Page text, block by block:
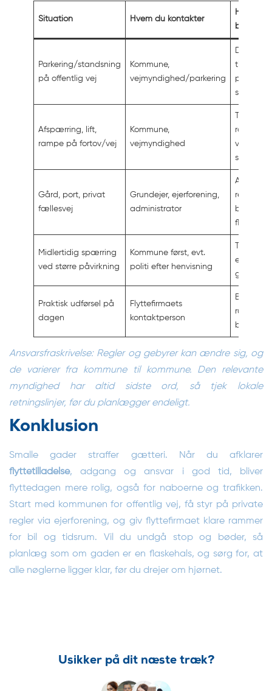
Situation Hvem du kontakter
Hvad du
beder om
Parkering/standsning
på offentlig vej
Kommune,
vejmyndighed/parkering
tidsrum,
skiltning
Afspærring, lift,
rampe på fortov/vej
Kommune,
vejmyndighed
råden
vej,
Gård, port, privat
fællesvej
Grundejer, ejerforening,
administrator
Adgang,
regler,
flyttetider
Midlertidig spærring
ved større påvirkning
Kommune først, evt.
politi efter henvisning
evt.
Praktisk udførsel på
dagen
Flyttefirmaets
kontaktperson
rute,
Ansvarsfraskrivelse: Regler og gebyrer kan ændre sig, og
de varierer fra kommune til kommune. Den relevante
myndighed har altid sidste ord, så tjek lokale
retningslinjer, før du planlægger endeligt.
Konklusion
Smalle gader straffer gætteri. Når du afklarer
flyttetilladelse, adgang og ansvar i god tid, bliver
flyttedagen mere rolig, også for naboerne og trafikken.
Start med kommunen for offentlig vej, få styr på private
regler via ejerforening, og giv flyttefirmaet klare rammer
for bil og tidsrum. Vil du undgå stop og bøder, så
planlæg som om gaden er en flaskehals, og sørg for, at
alle nøglerne ligger klar, før du drejer om hjørnet.
Usikker på dit næste træk?